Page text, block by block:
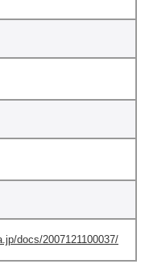
docs/2007121100037/